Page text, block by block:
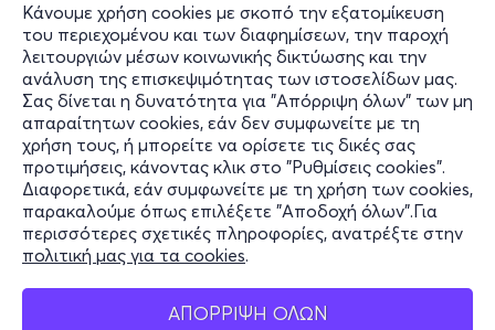
Κάνουμε χρήση cookies με σκοπό την εξατομίκευση
του περιεχομένου και των διαφημίσεων, την παροχή
λειτουργιών μέσων κοινωνικής δικτύωσης και την
ανάλυση της επισκεψιμότητας των ιστοσελίδων μας.
Σας δίνεται η δυνατότητα για "Απόρριψη όλων" των μη
απαραίτητων cookies, εάν δεν συμφωνείτε με τη
χρήση τους, ή μπορείτε να ορίσετε τις δικές σας
προτιμήσεις, κάνοντας κλικ στο "Ρυθμίσεις cookies".
Διαφορετικά, εάν συμφωνείτε με τη χρήση των cookies,
παρακαλούμε όπως επιλέξετε "Αποδοχή όλων".Για
περισσότερες σχετικές πληροφορίες, ανατρέξτε στην
πολιτική μας για τα cookies.
ΑΠΟΡΡΙΨΗ ΟΛΩΝ
Πληροφορίες
Υποστήριξη
Stay Connected
Mobile app